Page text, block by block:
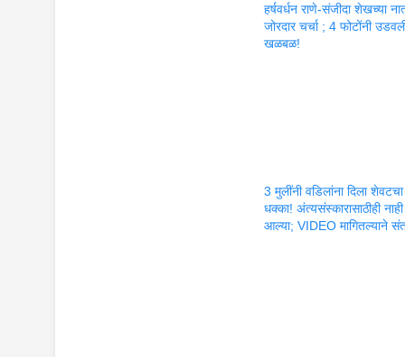
हर्षवर्धन राणे-संजीदा शेखच्या
जोरदार चर्चा ; 4 फोटोंनी
खळबळ!
3 मुलींनी वडिलांना दिला शेवटचा
धक्का! अंत्यसंस्कारासाठीही नाही
आल्या; VIDEO मागितल्याने